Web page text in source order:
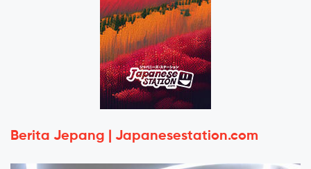
Berita Jepang | Japanesestation.com